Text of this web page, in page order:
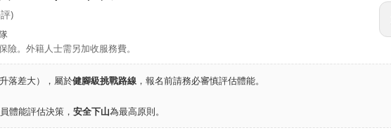
)
險。外籍人士需另加收服務費。
落差大），屬於健腳級挑戰路線 ，報名前請務必審慎評估體能。
體能評估決策， 安全下山為最高原則。